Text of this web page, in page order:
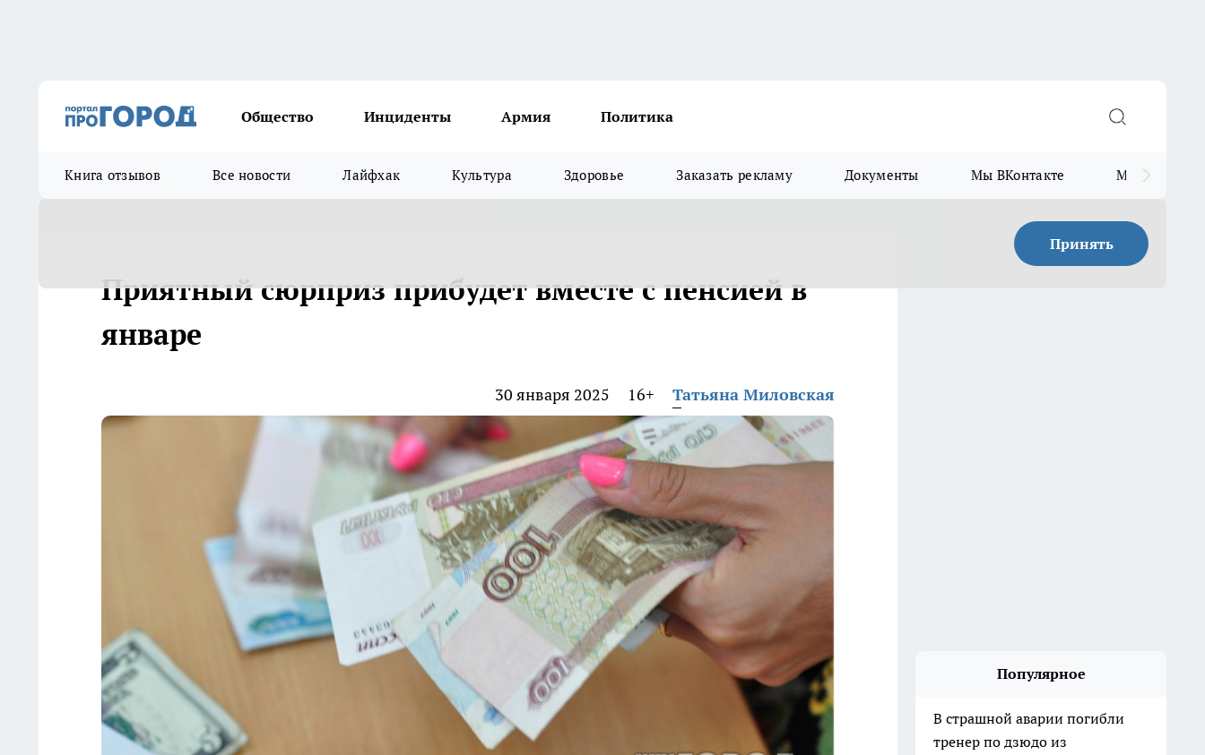
Общество Инциденты Армия Политика
Книга отзывов Все новости Лайфхак Культура Здоровье Заказать рекламу Документы Мы ВКонтакте Мы в
Принять
Приятный сюрприз прибудет вместе с пенсией в
январе
30 января 2025 16+ Татьяна Миловская
Популярное
В страшной аварии погибли
тренер по дзюдо из